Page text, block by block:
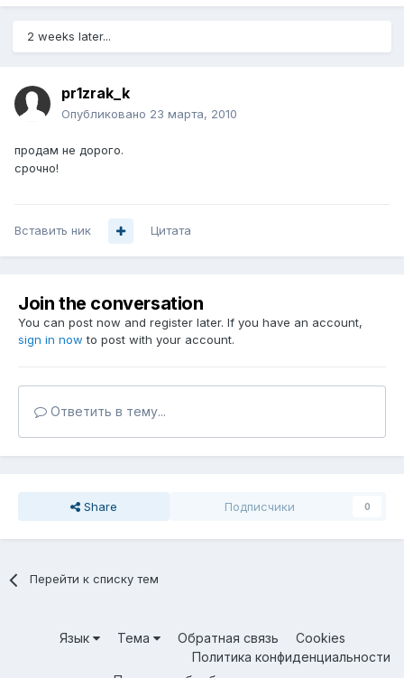
2 weeks later...
pr1zrak_k
Опубликовано 23 марта, 2010
продам не дорого.
срочно!
Вставить ник Цитата
Join the conversation
You can post now and register later. If you have an account,
sign in now to post with your account.
Ответить в тему...
Share Подписчики 0
Перейти к списку тем
Язык Тема Обратная связь
Cookies
Политика конфиденциальности